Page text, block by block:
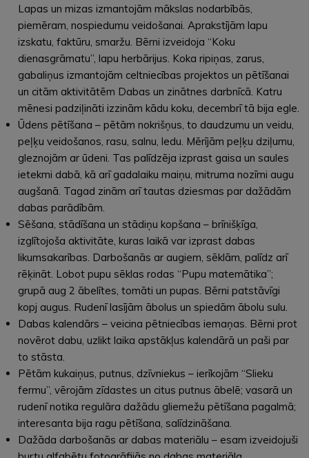
Lapas un mizas izmantojām mākslas nodarbībās,
piemēram, nospiedumu veidošanai. Aprakstījām lapu
izskatu, faktūru, smaržu. Bērni izveidoja “Koku
dienasgrāmatu”, lapu herbārijus. Koka ripiņas, zarus,
gabaliņus izmantojām celtniecības projektos un pētīšanai
un citām aktivitātēm Dabas un zinātnes darbnīcā. Katru
mēnesi padziļināti izzinām kādu koku, decembrī tā bija egle.
Ūdens pētīšana – pētām nokrišņus, to daudzumu un veidu,
peļķu veidošanos, rasu, salnu, ledu. Mērījām peļķu dziļumu,
gleznojām ar ūdeni. Tas palīdzēja izprast gaisa un saules
ietekmi dabā, kā arī gadalaiku maiņu, mitruma nozīmi augu
augšanā. Tagad zinām arī tautas dziesmas par dažādām
dabas parādībām.
Sēšana, stādīšana un stādiņu kopšana – brīnišķīga,
izglītojoša aktivitāte, kuras laikā var izprast dabas
likumsakarības. Darbošanās ar augiem, sēklām, palīdz arī
rēķināt. Lobot pupu sēklas rodas “Pupu matemātika”;
grupā aug 2 ābelītes, tomāti un pupas. Bērni patstāvīgi
kopj augus. Rudenī lasījām ābolus un spiedām ābolu sulu.
Dabas kalendārs – veicina pētniecības iemaņas. Bērni prot
novērot dabu, uzlikt laika apstākļus kalendārā un paši par
to stāsta.
Pētām kukaiņus, putnus, dzīvniekus – ierīkojām “Slieku
fermu”, vērojām zīdastes un citus putnus ābelē; vasarā un
rudenī notika regulāra dažādu gliemežu pētīšana pagalmā;
interesanta bija ragu pētīšana, salīdzināšana.
Dažāda darbošanās ar dabas materiālu – esam izveidojuši